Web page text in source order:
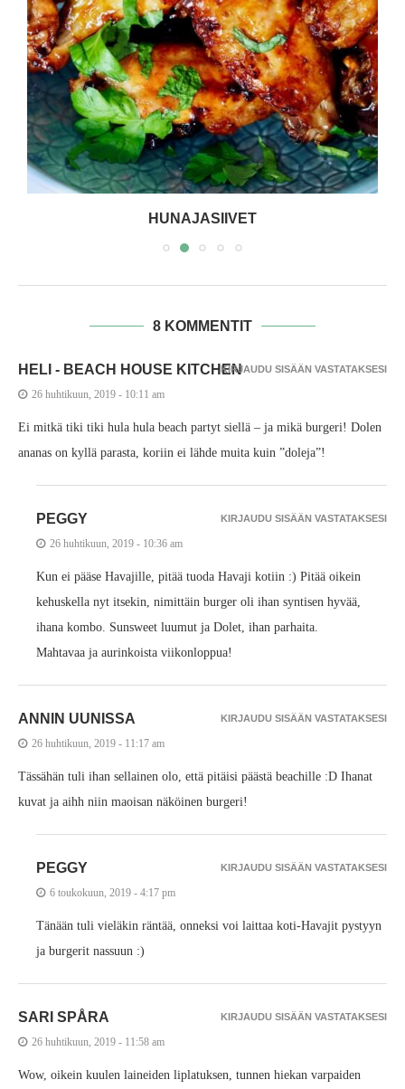
HUNAJASIIVET
8 KOMMENTIT
HELI - BEACH HOUSE KITCHEN
26 huhtikuun, 2019 - 10:11 am
Ei mitkä tiki tiki hula hula beach partyt siellä – ja mikä burgeri! Dolen
ananas on kyllä parasta, koriin ei lähde muita kuin ”doleja”!
KIRJAUDU SISÄÄN VASTATAKSESI
PEGGY
26 huhtikuun, 2019 - 10:36 am
Kun ei pääse Havajille, pitää tuoda Havaji kotiin :) Pitää oikein
kehuskella nyt itsekin, nimittäin burger oli ihan syntisen hyvää,
ihana kombo. Sunsweet luumut ja Dolet, ihan parhaita.
Mahtavaa ja aurinkoista viikonloppua!
KIRJAUDU SISÄÄN VASTATAKSESI
ANNIN UUNISSA
26 huhtikuun, 2019 - 11:17 am
Tässähän tuli ihan sellainen olo, että pitäisi päästä beachille :D Ihanat
kuvat ja aihh niin maoisan näköinen burgeri!
KIRJAUDU SISÄÄN VASTATAKSESI
PEGGY
6 toukokuun, 2019 - 4:17 pm
Tänään tuli vieläkin räntää, onneksi voi laittaa koti-Havajit pystyyn
ja burgerit nassuun :)
KIRJAUDU SISÄÄN VASTATAKSESI
SARI SPÅRA
26 huhtikuun, 2019 - 11:58 am
Wow, oikein kuulen laineiden liplatuksen, tunnen hiekan varpaiden
KIRJAUDU SISÄÄN VASTATAKSESI